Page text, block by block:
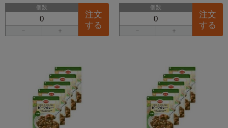
個数
－ ＋
注文
する
個数
－ ＋
注文
する